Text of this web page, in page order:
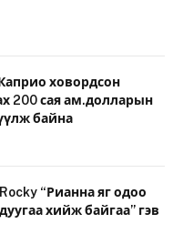
ховордсон
200 сая ам.долларын
байна
“Рианна яг одоо
хийж байгаа” гэв